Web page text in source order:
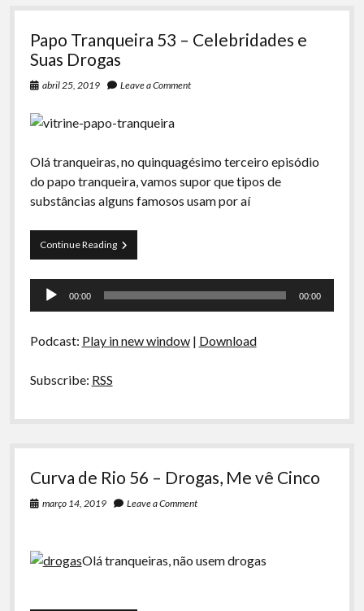
Papo Tranqueira 53 – Celebridades e
Suas Drogas
abril 25, 2019 Leave a Comment
Olá tranqueiras, no quinquagésimo terceiro episódio
do papo tranqueira, vamos supor que tipos de
substâncias alguns famosos usam por aí
Continue ReadingPapo
Tranqueira
Celebridades
Drogas
Tocador
00:00 00:00
Podcast: Play in new window| Download
Subscribe: RSS
Curva de Rio 56 – Drogas, Me vê Cinco
março 14, 2019 Leave a Comment
Olá tranqueiras, não usem drogas